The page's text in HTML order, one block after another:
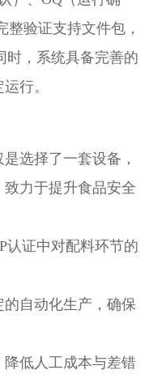
整验证支持文件包，
时，系统具备完善的
行。
选择了一套设备，
力于提升食品安全
认证中对配料环节的
自动化生产，确保
降低人工成本与差错